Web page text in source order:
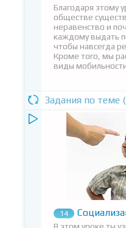
Благодаря этому
обществе
неравенство и
каждому выдать
чтобы навсегда
Кроме того, мы
виды
Задания по теме
14